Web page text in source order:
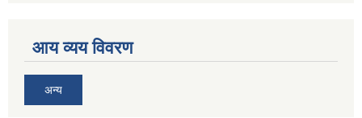
आय व्यय विवरण
अन्य